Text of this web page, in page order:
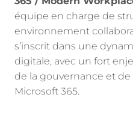
équipe en charge de
environnement
s’inscrit dans une
digitale, avec un fort
de la gouvernance et de
Microsoft 365.